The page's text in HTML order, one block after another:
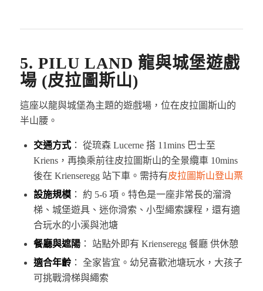
5. PILU LAND 龍與城堡遊戲
場 (皮拉圖斯山)
這座以龍與城堡為主題的遊戲場，位在皮拉圖斯山的
半山腰。
交通方式： 從琉森 Lucerne 搭 11mins 巴士至
Kriens，再換乘前往皮拉圖斯山的全景纜車 10mins
後在 Krienseregg 站下車。需持有皮拉圖斯山登山票
設施規模： 約 5-6 項。特色是一座非常長的溜滑
梯、城堡遊具、迷你滑索、小型繩索課程，還有適
合玩水的小溪與池塘
餐廳與遮陽： 站點外即有 Krienseregg 餐廳 供休憩
適合年齡： 全家皆宜。幼兒喜歡池塘玩水，大孩子
可挑戰滑梯與繩索